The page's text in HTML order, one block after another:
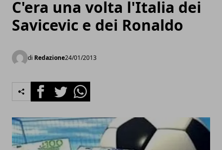
C'era una volta l'Italia dei
Savicevic e dei Ronaldo
di Redazione24/01/2013
FacebookTwitterWhatsapp